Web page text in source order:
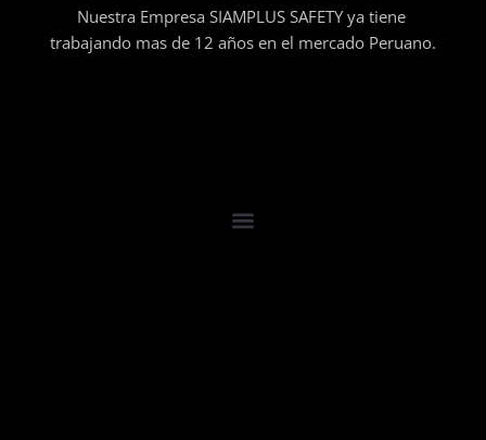
Nuestra Empresa SIAMPLUS SAFETY ya tiene
trabajando mas de 12 años en el mercado Peruano.